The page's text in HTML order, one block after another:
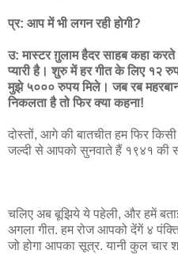
प्र: आप में भी लगन रही होगी?
उ: मास्टर ग़ुलाम हैदर साहब कहा
प्यारी है। शुरु में हर गीत के लिए १२
मुझे ५००० रुपय मिले। जब रब
निकलता है तो फिर क्या कहना!
दोस्तों, आगे की बातचीत हम फिर
जल्दी से आपको सुनवाते हैं १९४१ की
चलिए अब बूझिये ये पहेली, और हमें
अगला गीत. हम रोज आपको देंगें ४
जो होगा आपका सूत्र. यानी कुल चार